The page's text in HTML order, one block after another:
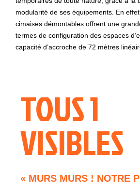
modularité de ses équipements. En
cimaises démontables offrent une
termes de configuration des espaces
capacité d’accroche de 72 mètres
TOUS 1
VISIBLES
« MURS MURS ! NOTRE